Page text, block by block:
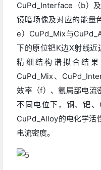
CuPd_Interface（b）
镜暗场像及对应的能量
e）CuPd_Mix与
下的原位钯K边X射线
精细结构谱拟合结
CuPd_Mix、
效率（f）、氨局部电流
不同电位下，铜、钯
CuPd_Alloy的电化学活
电流密度。